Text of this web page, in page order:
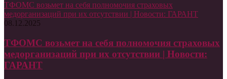
ТФОМС возьмет на себя полномочия страховых
медорганизаций при их отсутствии | Новости: ГАРАНТ
08.12.2025
ТФОМС возьмет на себя полномочия страховых
медорганизаций при их отсутствии | Новости:
ГАРАНТ